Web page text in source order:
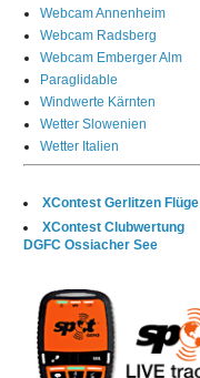
Webcam Annenheim
Webcam Radsberg
Webcam Emberger Alm
Paraglidable
Windwerte Kärnten
Wetter Slowenien
Wetter Italien
XContest Gerlitzen Flüge
XContest Clubwertung
DGFC Ossiacher See